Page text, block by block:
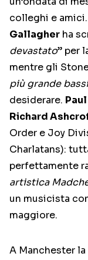
colleghi e amici.
Gallagher ha
devastato” per
mentre gli
più grande
desiderare.
Richard
Order e Joy
Charlatans):
perfettamente
artistica
un musicista
maggiore.
A Manchester